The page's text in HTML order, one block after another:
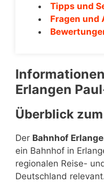
Tipps und
Fragen und
Erlangen
Überblick
Der Bahnhof
ein Bahnhof in
regionalen Reise-
Deutschland